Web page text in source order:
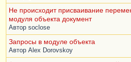
Не происходит присваивание
модуля объекта документ
Автор soclose
Запросы в модуле объекта
Автор Alex Dorovskoy